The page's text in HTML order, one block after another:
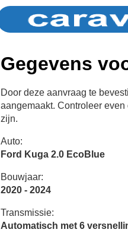
Gegevens
Door deze aanvraag te
aangemaakt. Controleer
zijn.
Auto:
Ford Kuga 2.0 EcoBlue
Bouwjaar:
2020 - 2024
Transmissie:
Automatisch met 6